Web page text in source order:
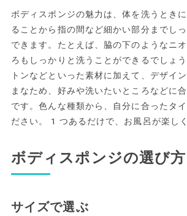
ボディスポンジの魅力は、体を洗うとき
ることから指の間など細かい部分までし
できます。たとえば、脇の下のようなニ
ろもしっかりと洗うことができるでしょ
トンなどといった素材に加えて、デザイ
まなため、好みや洗いたいところなどに
です。色んな種類から、自分に合ったタ
ださい。1つあるだけで、お風呂が楽しく
ボディスポンジの選び方
サイズで選ぶ